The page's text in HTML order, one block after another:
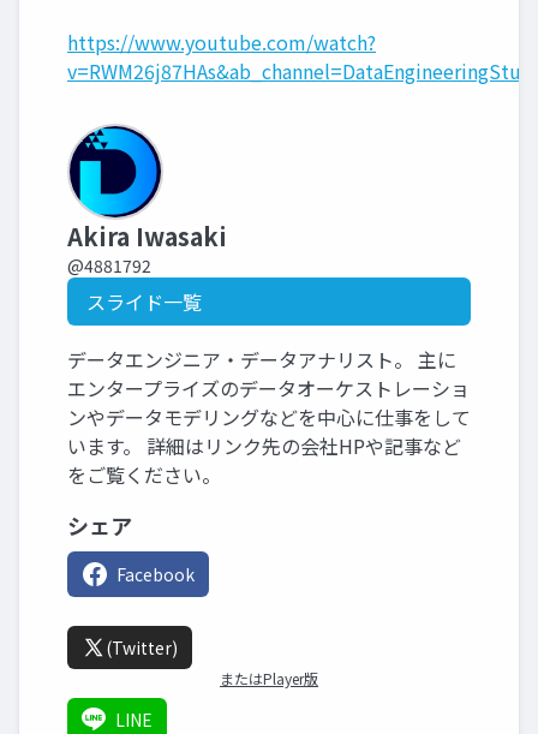
https://www.youtube.com/watch?
Akira Iwasaki
@4881792
スライド一覧
データエンジニア・データアナリスト。 主に
エンタープライズのデータオーケストレーショ
ンやデータモデリングなどを中心に仕事をして
います。 詳細はリンク先の会社HPや記事など
をご覧ください。
シェア
Facebook
(Twitter)
またはPlayer版
LINE